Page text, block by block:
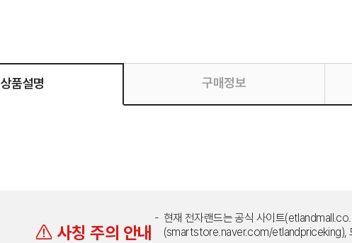
상품설명 구매정보
사칭 주의 안내
현재 전자랜드는 공식 사이트
(smartstore.naver.com/etlandpriceking),